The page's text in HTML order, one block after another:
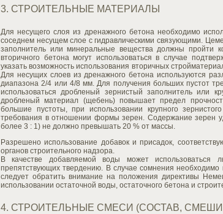
3. СТРОИТЕЛЬНЫЕ МАТЕРИАЛЫ
Для несущего слоя из дренажного бетона необходимо
соседнем несущем слое с гидравлическими связующими.
заполнитель или минеральные вещества должны пройти
вторичного бетона могут использоваться в случае
указать возможность использования вторичных
Для несущих слоев из дренажного бетона используются
диапазона 2/4 или 4/8 мм. Для получения больших пустот
использоваться дробленый зернистый заполнитель или
дробленый материал (щебень) повышает предел
большие пустоты, при использовании крупного
требования в отношении формы зерен. Содержание зерен
более 3 : 1) не должно превышать 20 % от массы.
Разрешено использование добавок и присадок,
органов строительного надзора.
В качестве добавляемой воды может
препятствующих твердению. В случае сомнения
следует обратить внимание на положения директивы
использовании остаточной воды, остаточного бетона и
4. СТРОИТЕЛЬНЫЕ СМЕСИ (СОСТАВ,